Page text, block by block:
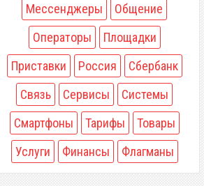
Мессенджеры
Общение
Операторы
Площадки
Приставки
Россия
Сбербанк
Связь
Сервисы
Системы
Смартфоны
Тарифы
Товары
Услуги
Финансы Флагманы